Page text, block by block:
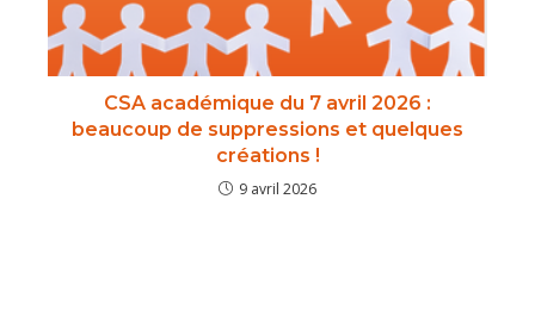
CSA académique du 7 avril 2026 :
beaucoup de suppressions et quelques
créations !
9 avril 2026